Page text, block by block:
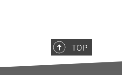
TOP